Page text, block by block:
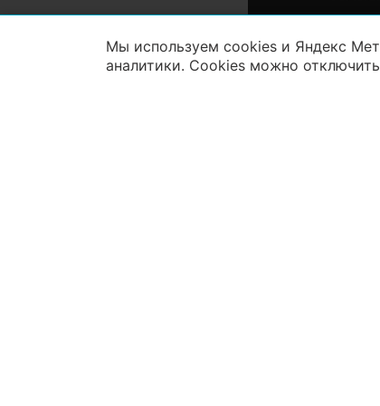
Мы используем cookies и Яндекс
аналитики. Cookies можно